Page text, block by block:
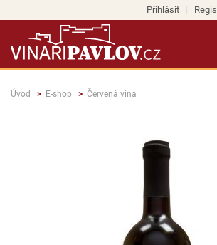
Přihlásit
Úvod E-shop Červená vína